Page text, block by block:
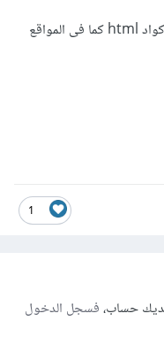
لاننى جديد كنت اعتقد انه يمكن استخدام اكواد html كما فى المواقع
1
حساب،فسجل الدخول